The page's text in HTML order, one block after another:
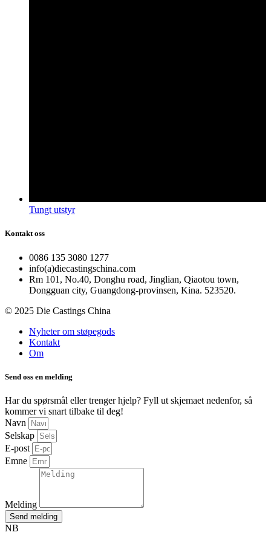
Tungt utstyr
Kontakt oss
0086 135 3080 1277
info(a)diecastingschina.com
Rm 101, No.40, Donghu road, Jinglian, Qiaotou town,
Dongguan city, Guangdong-provinsen, Kina. 523520.
© 2025 Die Castings China
Nyheter om støpegods
Kontakt
Om
Send oss en melding
Har du spørsmål eller trenger hjelp? Fyll ut skjemaet nedenfor, så
kommer vi snart tilbake til deg!
Navn
Selskap
E-post
Emne
Melding
Send melding
NB